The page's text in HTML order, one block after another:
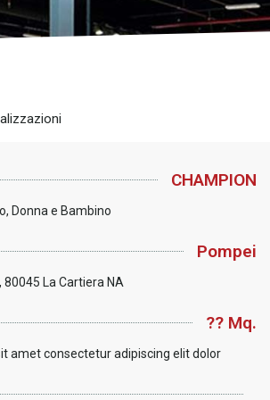
CHAMPION
Donna e Bambino
Pompei
80045 La Cartiera NA
?? Mq.
amet consectetur adipiscing elit dolor